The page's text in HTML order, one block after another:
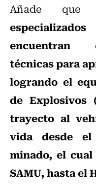
Añade
encuentran
técnicas para
logrando el
de Explosivos
trayecto al
vida desde
minado, el
SAMU, hasta el